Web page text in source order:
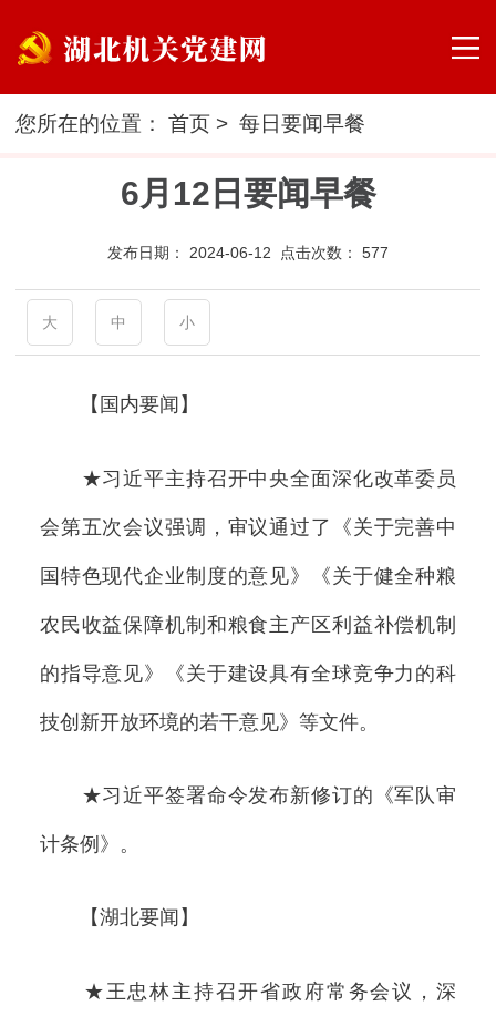
您所在的位置：首页 >每日要闻早餐
6月12日要闻早餐
发布日期： 2024-06-12 点击次数： 577
大 中 小
【国内要闻】
★习近平主持召开中央全面深化改革委员
会第五次会议强调，审议通过了《关于完善中
国特色现代企业制度的意见》《关于健全种粮
农民收益保障机制和粮食主产区利益补偿机制
的指导意见》《关于建设具有全球竞争力的科
技创新开放环境的若干意见》等文件。
★习近平签署命令发布新修订的《军队审
计条例》。
【湖北要闻】
★王忠林主持召开省政府常务会议，深